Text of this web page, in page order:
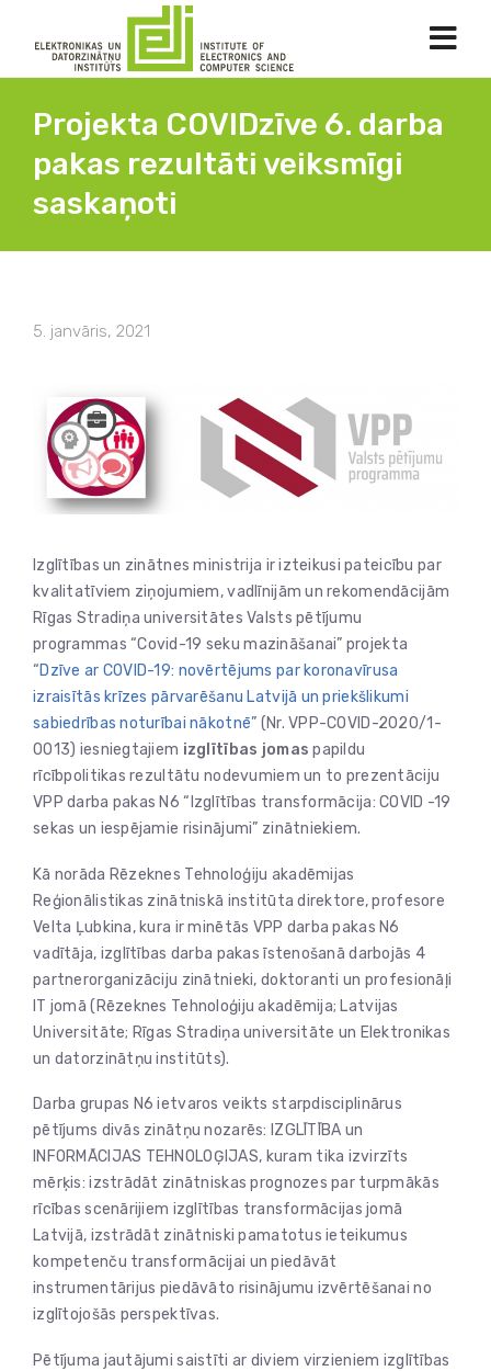
Projekta COVIDzīve 6. darba
pakas rezultāti veiksmīgi
saskaņoti
5. janvāris, 2021
Izglītības un zinātnes ministrija ir izteikusi pateicību par
kvalitatīviem ziņojumiem, vadlīnijām un rekomendācijām
Rīgas Stradiņa universitātes Valsts pētījumu
programmas “Covid-19 seku mazināšanai” projekta
“Dzīve ar COVID-19: novērtējums par koronavīrusa
izraisītās krīzes pārvarēšanu Latvijā un priekšlikumi
sabiedrības noturībai nākotnē” (Nr. VPP-COVID-2020/1-
0013) iesniegtajiem izglītības jomas papildu
rīcībpolitikas rezultātu nodevumiem un to prezentāciju
VPP darba pakas N6 “Izglītības transformācija: COVID -19
sekas un iespējamie risinājumi” zinātniekiem.
Kā norāda Rēzeknes Tehnoloģiju akadēmijas
Reģionālistikas zinātniskā institūta direktore, profesore
Velta Ļubkina, kura ir minētās VPP darba pakas N6
vadītāja, izglītības darba pakas īstenošanā darbojās 4
partnerorganizāciju zinātnieki, doktoranti un profesionāļi
IT jomā (Rēzeknes Tehnoloģiju akadēmija; Latvijas
Universitāte; Rīgas Stradiņa universitāte un Elektronikas
un datorzinātņu institūts).
Darba grupas N6 ietvaros veikts starpdisciplinārus
pētījums divās zinātņu nozarēs: IZGLĪTĪBA un
INFORMĀCIJAS TEHNOLOĢIJAS, kuram tika izvirzīts
mērķis: izstrādāt zinātniskas prognozes par turpmākās
rīcības scenārijiem izglītības transformācijas jomā
Latvijā, izstrādāt zinātniski pamatotus ieteikumus
kompetenču transformācijai un piedāvāt
instrumentārijus piedāvāto risinājumu izvērtēšanai no
izglītojošās perspektīvas.
Pētījuma jautājumi saistīti ar diviem virzieniem izglītības